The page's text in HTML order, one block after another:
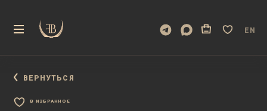
EN
ВЕРНУТЬСЯ
В ИЗБРАННОЕ